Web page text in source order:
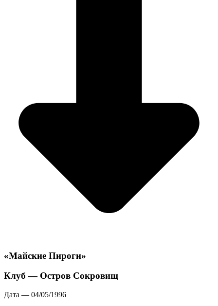
«Майские Пироги»
Клуб — Остров Сокровищ
Дата — 04/05/1996